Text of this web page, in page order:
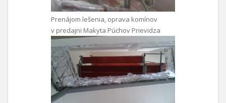
Prenájom lešenia, oprava komínov
v predajni Makyta Púchov Prievidza